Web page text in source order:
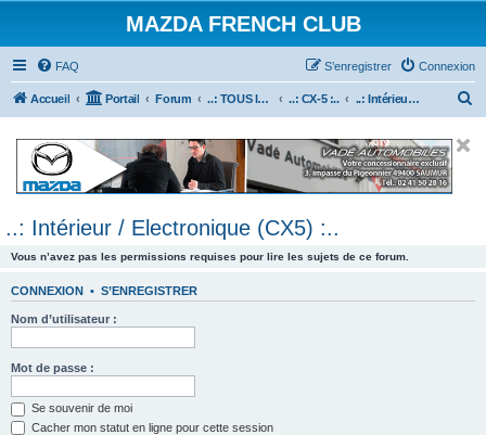
MAZDA FRENCH CLUB
FAQ Connexion
S’enregistrer
Accueil Portail Forum ..: TOUS les Véhicules MAZDA :.. ..: CX-5 :.. ..: Intérieur / Electronique (CX5) :..
e
..: Intérieur / Electronique (CX5) :..
Vous n’avez pas les permissions requises pour lire les sujets de ce forum.
CONNEXION • S’ENREGISTRER
Nom d’utilisateur :
Mot de passe :
Se souvenir de moi
Cacher mon statut en ligne pour cette session